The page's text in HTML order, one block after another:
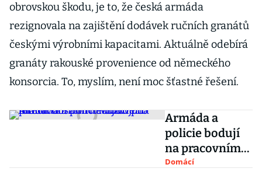
obrovskou škodu, je to, že česká armáda
rezignovala na zajištění dodávek ručních granátů
českými výrobními kapacitami. Aktuálně odebírá
granáty rakouské provenience od německého
konsorcia. To, myslím, není moc šťastné řešení.
Armáda a
policie bodují
na pracovním
trhu. Vojáci po
Domácí